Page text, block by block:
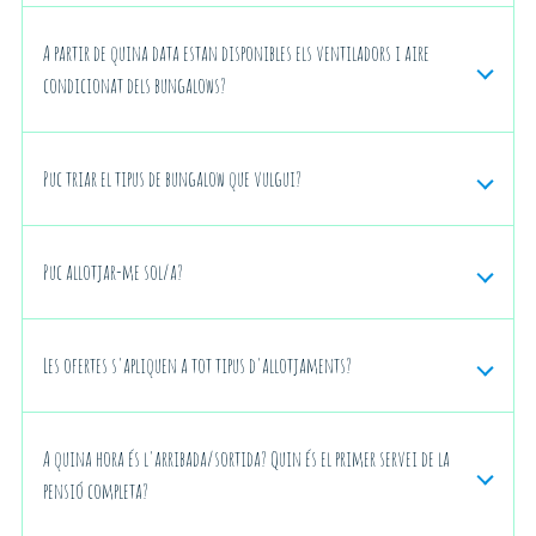
A partir de quina data estan disponibles els ventiladors i aire
condicionat dels bungalows?
Puc triar el tipus de bungalow que vulgui?
Puc allotjar-me sol/a?
Les ofertes s'apliquen a tot tipus d'allotjaments?
A quina hora és l'arribada/sortida? Quin és el primer servei de la
pensió completa?